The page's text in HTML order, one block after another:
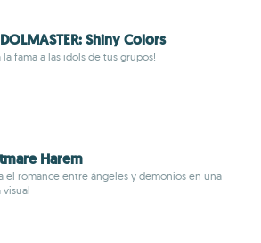
Shiny Colors
la fama a las idols de tus grupos!
Harem
el romance entre ángeles y demonios en una
visual